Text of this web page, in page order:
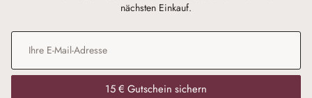
nächsten Einkauf.
E-Mail-Adresse
15 € Gutschein sichern